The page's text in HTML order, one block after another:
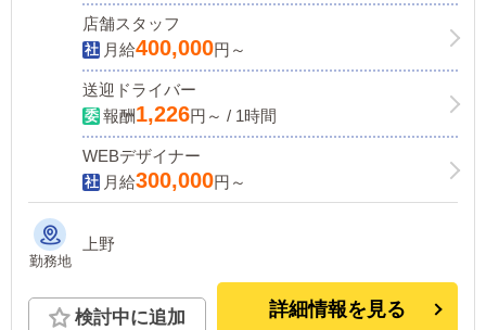
店舗スタッフ
月給400,000円～
送迎ドライバー
報酬1,226円～ / 1時間
WEBデザイナー
月給300,000円～
勤務地
上野
検討中に追加 詳細情報を見る